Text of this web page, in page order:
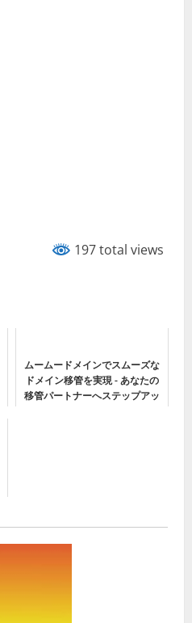
197 total views
ムームードメインでスムーズな
ドメイン移管を実現 - あなたの
移管パートナーへステップアッ